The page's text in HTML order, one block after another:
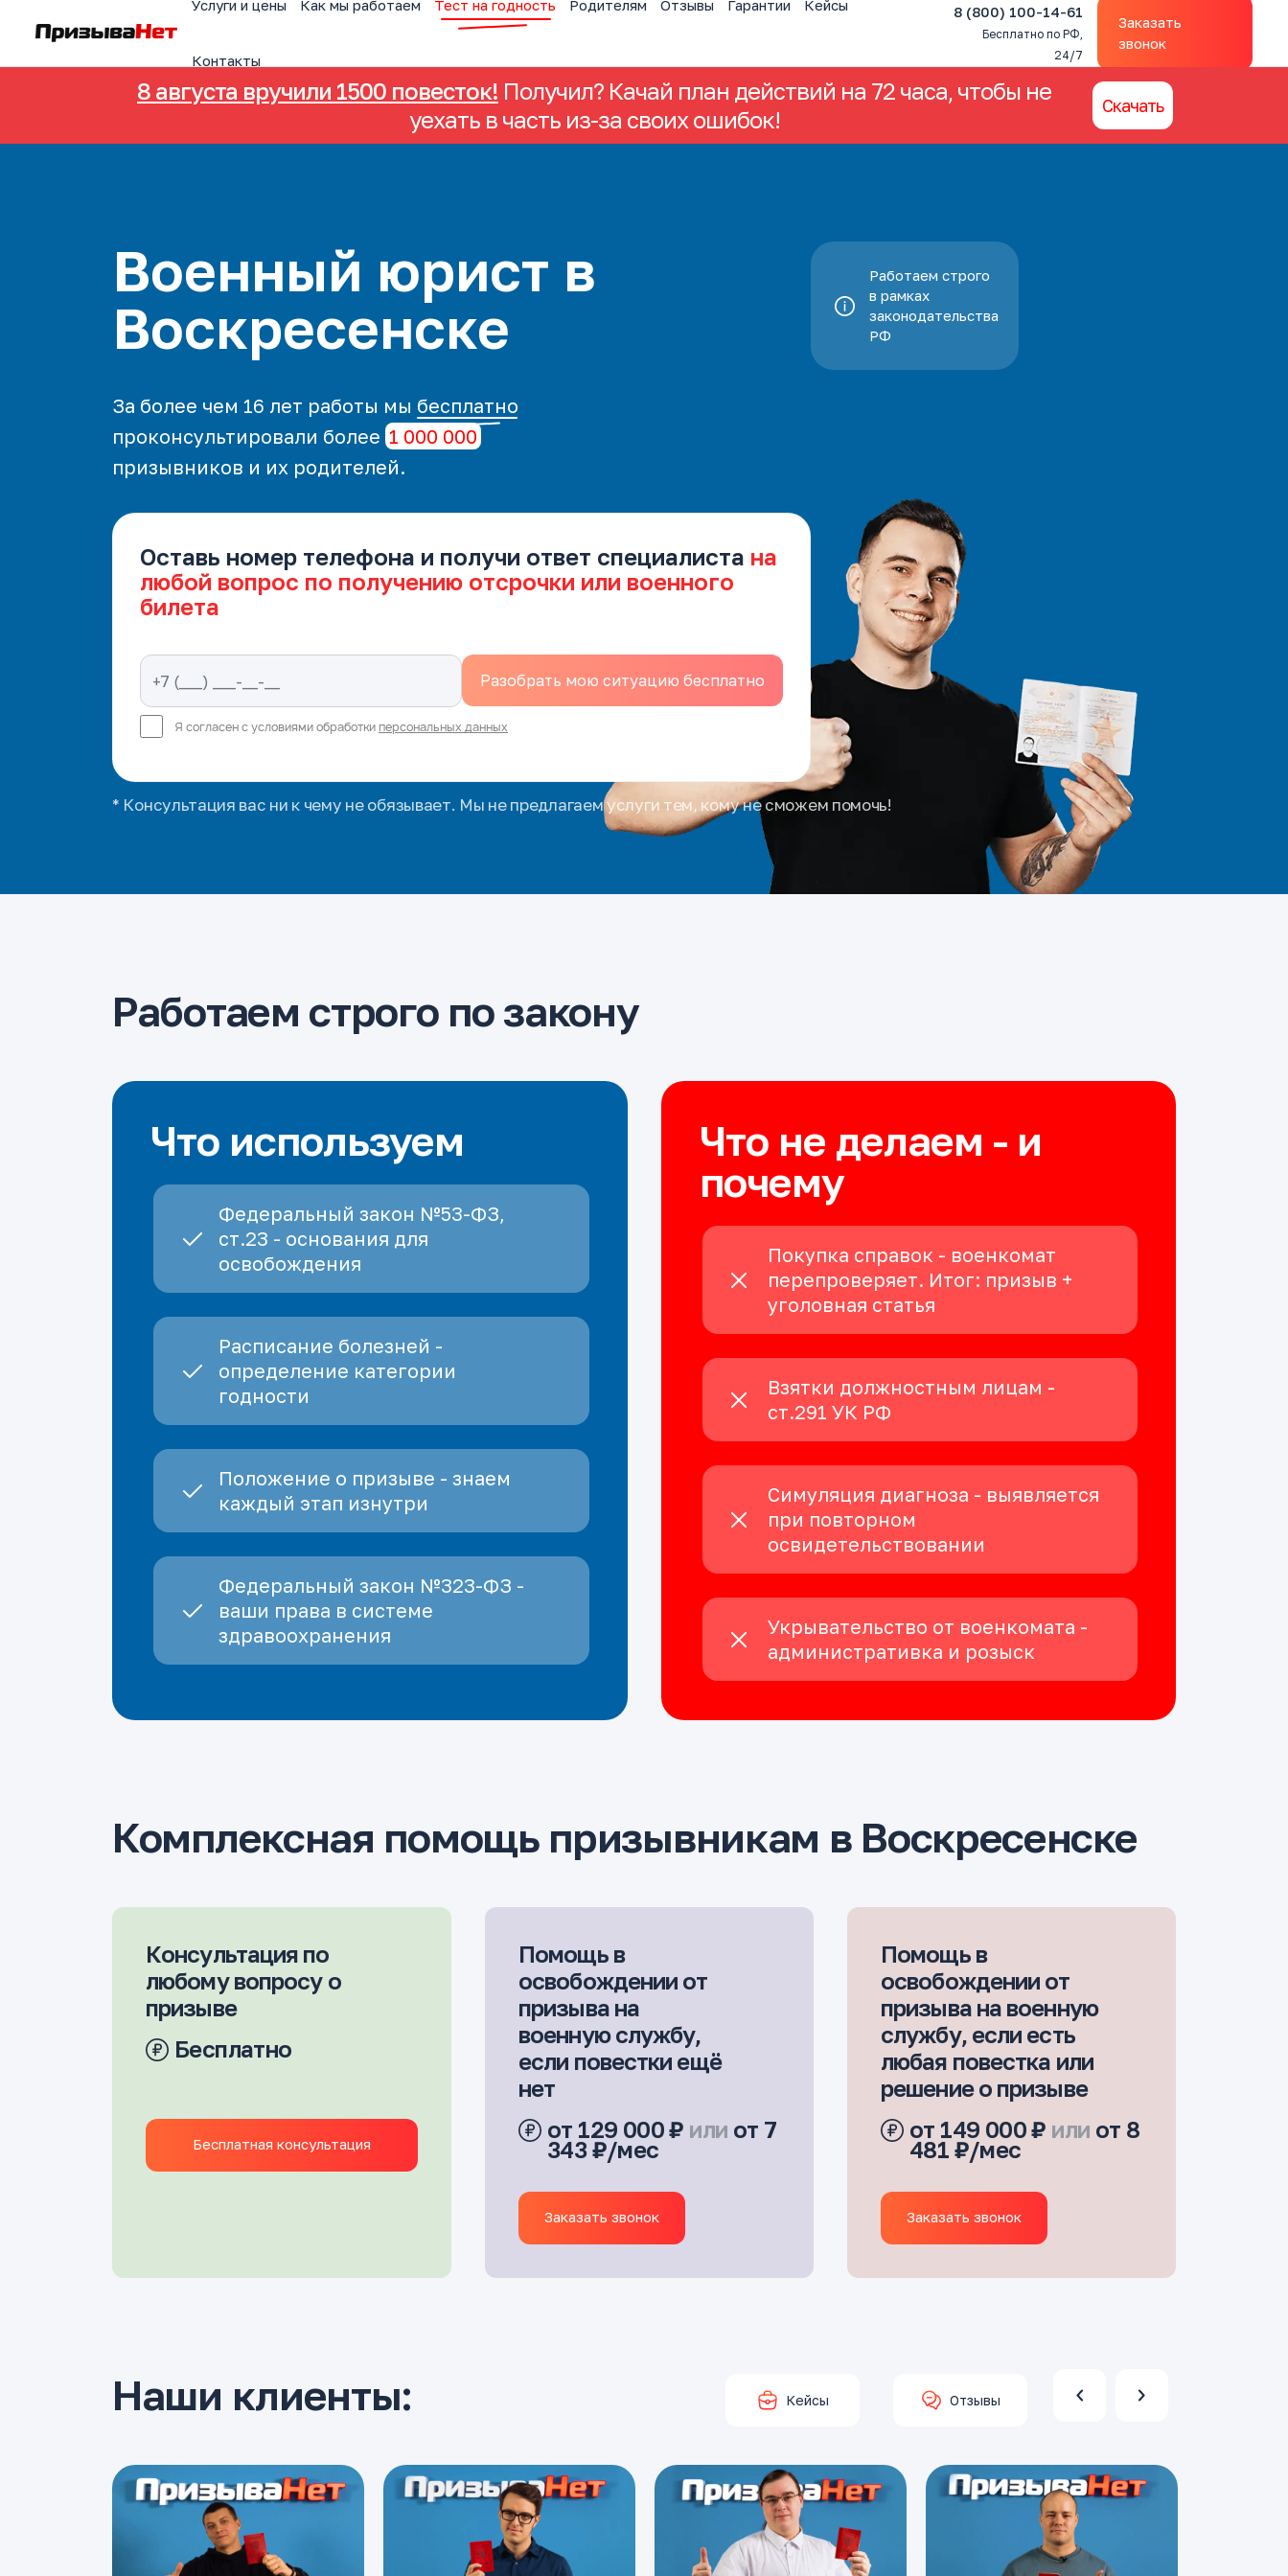
Услуги и цены Как мы работаем Тест на годность Родителям Отзывы Гарантии Кейсы
Контакты
8 (800) 100-14-61
Бесплатно по РФ,
24/7
Заказать
звонок
8 августа вручили 1500 повесток! Получил? Качай план действий на 72 часа, чтобы не
уехать в часть из-за своих ошибок!
Скачать
Военный юрист в
Воскресенске
За более чем 16 лет работы мы бесплатно
проконсультировали более 1 000 000
призывников и их родителей.
Оставь номер телефона и получи ответ специалиста на
любой вопрос по получению отсрочки или военного
билета
Я согласен с условиями обработки персональных данных
Работаем строго
в рамках
законодательства
РФ
* Консультация вас ни к чему не обязывает. Мы не предлагаем услуги тем, кому не сможем помочь!
Работаем строго по закону
Что используем
Федеральный закон №53-ФЗ,
ст.23 - основания для
освобождения
Расписание болезней -
определение категории
годности
Положение о призыве - знаем
каждый этап изнутри
Федеральный закон №323-ФЗ -
ваши права в системе
здравоохранения
Что не делаем - и
почему
Покупка справок - военкомат
перепроверяет. Итог: призыв +
уголовная статья
Взятки должностным лицам -
ст.291 УК РФ
Симуляция диагноза - выявляется
при повторном
освидетельствовании
Укрывательство от военкомата -
административка и розыск
Комплексная помощь призывникам в Воскресенске
Консультация по
любому вопросу о
призыве
Бесплатно
Бесплатная консультация
Помощь в
освобождении от
призыва на
военную службу,
если повестки ещё
нет
от 129 000 ₽ или от 7
343 ₽/мес
Заказать звонок
Помощь в
освобождении от
призыва на военную
службу, если есть
любая повестка или
решение о призыве
от 149 000 ₽ или от 8
481 ₽/мес
Заказать звонок
Наши клиенты: Кейсы Отзывы